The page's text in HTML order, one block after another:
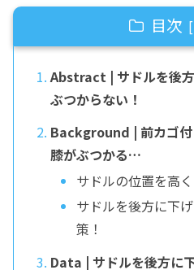
目次
Abstract | サドルを後
ぶつからない！
Background | 前カゴ付
膝がぶつかる…
サドルの位置を高
サドルを後方に下
策！
Data | サドルを後方に